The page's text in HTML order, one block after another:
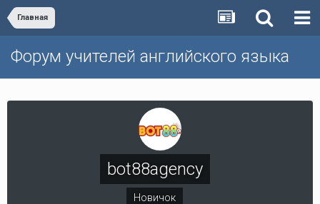
Главная
Форум учителей английского языка
bot88agency
Новичок